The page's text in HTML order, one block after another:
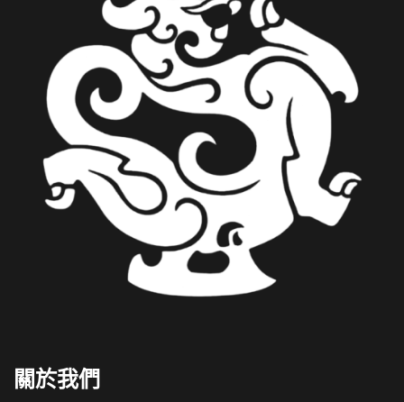
關於我們
German